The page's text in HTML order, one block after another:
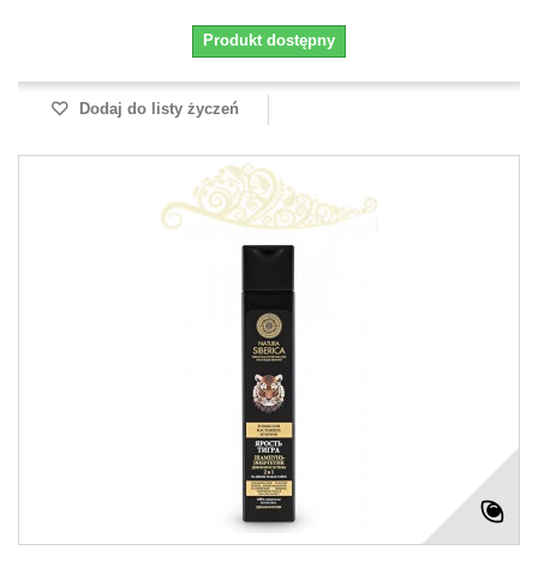
Produkt dostępny
Dodaj do listy życzeń